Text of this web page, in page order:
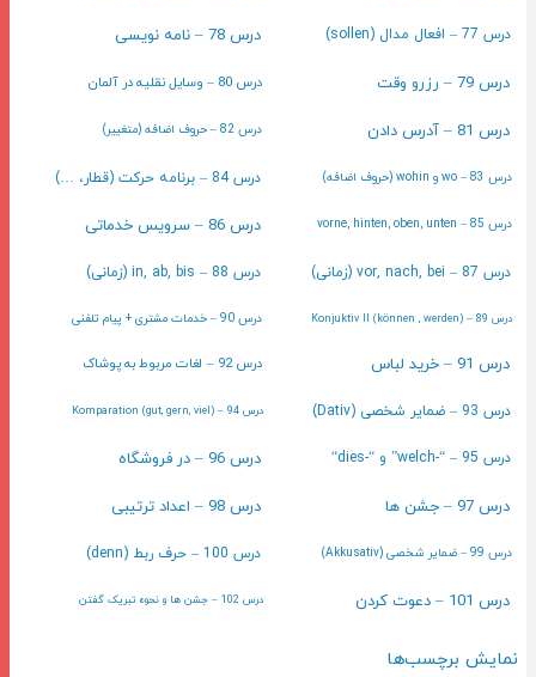
درس 77 – افعال مدال (sollen) درس 78 – نامه نویسی
درس 79 – رزرو وقت درس 80 – وسایل نقلیه در آلمان
درس 81 – آدرس دادن درس 82 – حروف اضافه (متغییر)
درس 83 – wo و wohin (حروف اضافه) درس 84 – برنامه حرکت (قطار، …)
درس 85 – vorne, hinten, oben, unten درس 86 – سرویس خدماتی
درس 87 – vor, nach, bei (زمانی) درس 88 – in, ab, bis (زمانی)
درس 89 – (können , werden) Konjuktiv II درس 90 – خدمات مشتری + پیام تلفنی
درس 91 – خرید لباس درس 92 – لغات مربوط به پوشاک
درس 93 – ضمایر شخصی (Dativ) درس 94 – (gut, gern, viel) Komparation
درس 95 – “-welch” و “-dies“ درس 96 – در فروشگاه
درس 97 – جشن ها درس 98 – اعداد ترتیبی
درس 99 – ضمایر شخصی (Akkusativ) درس 100 – حرف ربط (denn)
درس 101 – دعوت کردن درس 102 – جشن ها و نحوه تبریک گفتن
نمایش برچسب‌ها